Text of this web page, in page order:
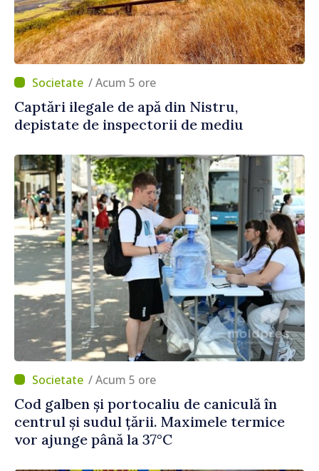
/ Acum 5 ore
Captări ilegale de apă din Nistru,
depistate de inspectorii de mediu
/ Acum 5 ore
Cod galben și portocaliu de caniculă în
centrul și sudul țării. Maximele termice
vor ajunge până la 37°C